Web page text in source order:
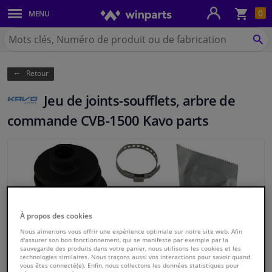
0
MENU
Carrosserie & tôles
Feux & ampoules
Freinage
Système d'échappement
Châssis & transmission
Refroidissement & chauffage
Filtres & liquides
Bagages & transport
Chercher
Winparts.be
Retour
Jeu de joints-soufflets, arbre de
commande CVB-1500 Kavo parts
À propos des cookies
Nous aimerions vous offrir une expérience optimale sur notre site web. Afin
d'assurer son bon fonctionnement, qui se manifeste par exemple par la
sauvegarde des produits dans votre panier, nous utilisons les cookies et les
technologies similaires. Nous traçons aussi vos interactions pour savoir quand
vous êtes connecté(e). Enfin, nous collectons les données statistiques pour